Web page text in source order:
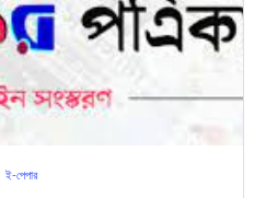
ই-পেপার